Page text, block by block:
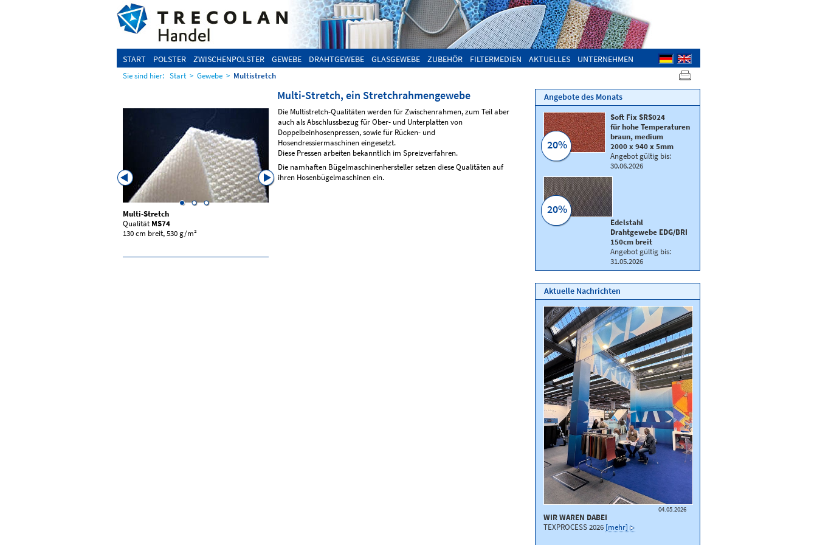
START POLSTER ZWISCHENPOLSTER GEWEBE DRAHTGEWEBE GLASGEWEBE ZUBEHÖR FILTERMEDIEN AKTUELLES UNTERNEHMEN
Sie sind hier: Start > Gewebe > Multistretch
Multi-Stretch, ein Stretchrahmengewebe
Die Multistretch-Qualitäten werden für Zwischenrahmen, zum Teil aber
auch als Abschlussbezug für Ober- und Unterplatten von
Doppelbeinhosenpressen, sowie für Rücken- und
Hosendressiermaschinen eingesetzt.
Diese Pressen arbeiten bekanntlich im Spreizverfahren.
Die namhaften Bügelmaschinenhersteller setzen diese Qualitäten auf
ihren Hosenbügelmaschinen ein.
Multi-Stretch
Qualität MS74
130 cm breit, 530 g/m²
Multi-Stretch
QualitätMS74
130 cm breit, 530 g/m²
Angebote des Monats
Soft Fix SRS024
für hohe Temperaturen
braun, medium
2000 x 940 x 5mm
Angebot gültig bis:
30.06.2026
20%
Edelstahl
Drahtgewebe EDG/BRI
150cm breit
Angebot gültig bis:
31.05.2026
20%
Aktuelle Nachrichten
04.05.2026
WIR WAREN DABEI
TEXPROCESS 2026 [mehr]